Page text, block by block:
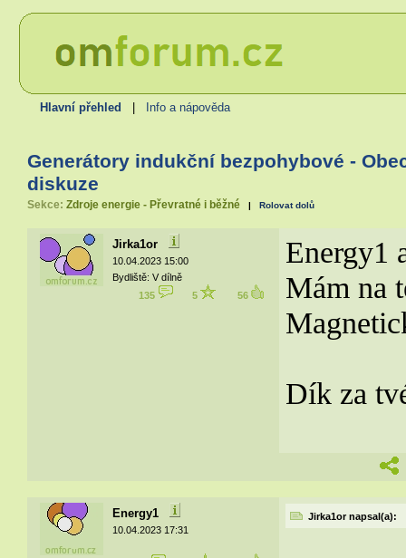
Hlavní přehled Info a nápověda
Generátory indukční bezpohybové -
diskuze
Sekce: Zdroje energie - Převratné i běžné | Rolovat dolů
Jirka1or
10.04.2023 15:00
Bydliště: V dílně
135
5 56
Energy1
Mám na
Dík za
Energy1
10.04.2023 17:31
Jirka1or napsal(a):